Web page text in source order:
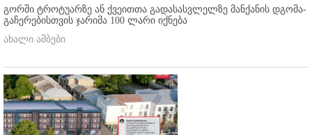
გორში ტროტუარზე ან ქვეითთა გადასასვლელზე მანქანის დგომა-
გაჩერებისთვის ჯარიმა 100 ლარი იქნება
ახალი ამბები